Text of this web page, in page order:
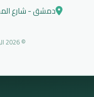
دمشق - شارع
© 2026 الهيئة السورية للاختصاصات الطبية - جميع الحقوق محفوظة